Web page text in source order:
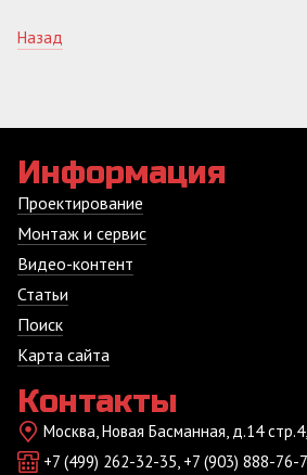
Назад
Информация
Проектирование
Монтаж и сервис
Видео-контент
Статьи
Поиск
Карта сайта
Контакты
Москва, Новая Басманная, д.14
+7 (499) 262-32-35, +7 (903) 888-76-